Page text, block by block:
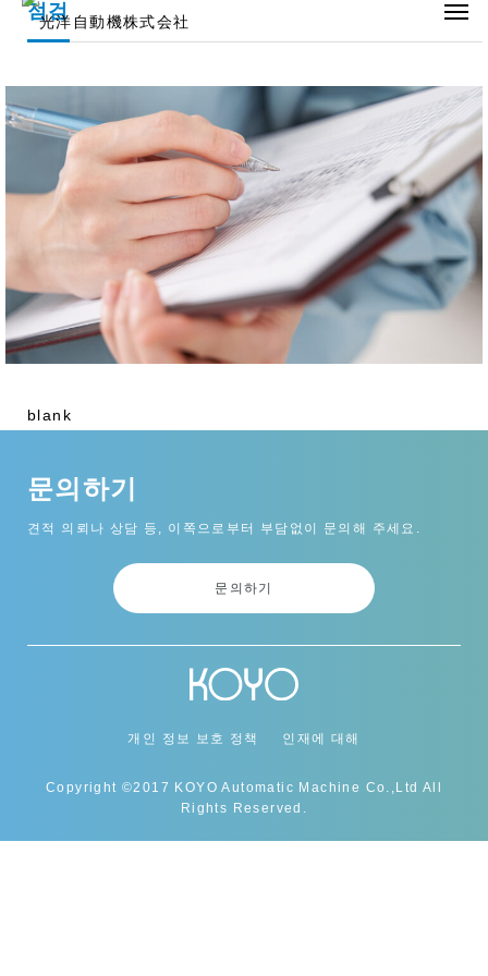
점검
blank
문의하기
견적 의뢰나 상담 등, 이쪽으로부터 부담없이 문의해 주세요.
문의하기
개인 정보 보호 정책 인재에 대해
Copyright ©2017 KOYO Automatic Machine Co.,Ltd All
Rights Reserved.